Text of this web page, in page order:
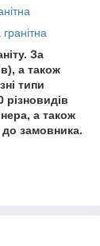
За
а також
типи
різновидів
а також
до замовника.